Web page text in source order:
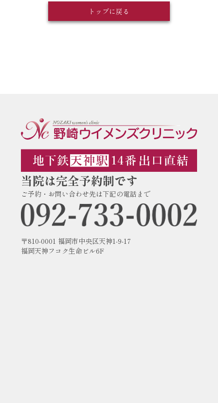
トップに戻る
当院は完全予約制です
ご予約・お問い合わせ先は下記の電話まで
〒810-0001 福岡市中央区天神1-9-17
福岡天神フコク生命ビル6F